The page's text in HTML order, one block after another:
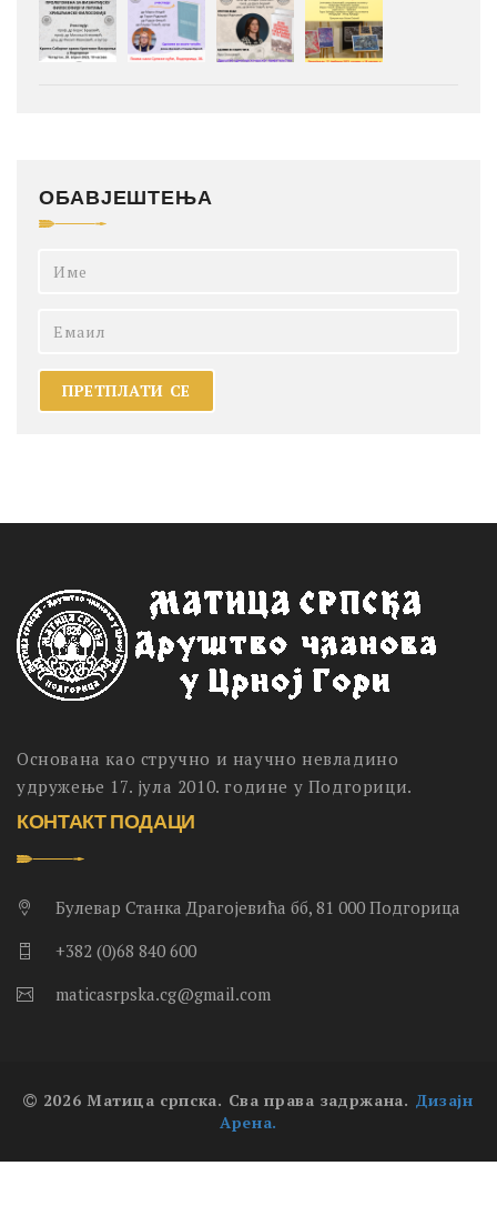
ОБАВЈЕШТЕЊА
Основана као стручно и научно невладино
удружење 17. јула 2010. године у Подгорици.
КОНТАКТ ПОДАЦИ
Булевар Станка Драгојевића бб, 81 000 Подгорица
+382 (0)68 840 600
maticasrpska.cg@gmail.com
2026 Матица српска. Сва права задржана. Дизајн
Арена.